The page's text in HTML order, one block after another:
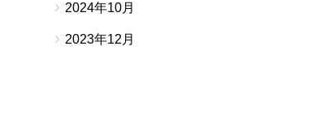
2024年10月
2023年12月